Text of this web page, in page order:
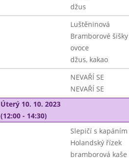
džus
Luštěninová
Bramborové
ovoce
džus, kakao
NEVAŘÍ SE
NEVAŘÍ SE
Úterý 10. 10. 2023
(12:00 - 14:30)
Slepičí s kapáním
Holandský řízek
bramborová kaše